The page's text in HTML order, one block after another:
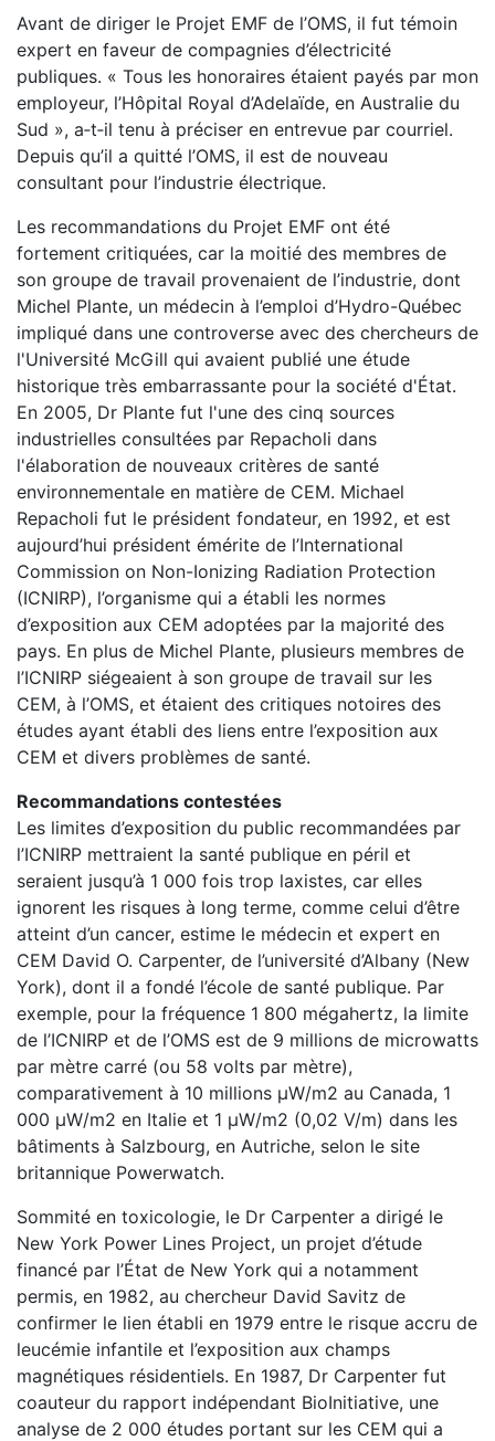
Avant de diriger le Projet EMF de l’OMS, il fut témoin
expert en faveur de compagnies d’électricité
publiques. « Tous les honoraires étaient payés par mon
employeur, l’Hôpital Royal d’Adelaïde, en Australie du
Sud », a‑t‑il tenu à préciser en entrevue par courriel.
Depuis qu’il a quitté l’OMS, il est de nouveau
consultant pour l’industrie électrique.
Les recommandations du Projet EMF ont été
fortement critiquées, car la moitié des membres de
son groupe de travail provenaient de l’industrie, dont
Michel Plante, un médecin à l’emploi d’Hydro-Québec
impliqué dans une controverse avec des chercheurs de
l'Université McGill qui avaient publié une étude
historique très embarrassante pour la société d'État.
En 2005, Dr Plante fut l'une des cinq sources
industrielles consultées par Repacholi dans
l'élaboration de nouveaux critères de santé
environnementale en matière de CEM. Michael
Repacholi fut le président fondateur, en 1992, et est
aujourd’hui président émérite de l’International
Commission on Non-Ionizing Radiation Protection
(ICNIRP), l’organisme qui a établi les normes
d’exposition aux CEM adoptées par la majorité des
pays. En plus de Michel Plante, plusieurs membres de
l’ICNIRP siégeaient à son groupe de travail sur les
CEM, à l’OMS, et étaient des critiques notoires des
études ayant établi des liens entre l’exposition aux
CEM et divers problèmes de santé.
Recommandations contestées
Les limites d’exposition du public recommandées par
l’ICNIRP mettraient la santé publique en péril et
seraient jusqu’à 1 000 fois trop laxistes, car elles
ignorent les risques à long terme, comme celui d’être
atteint d’un cancer, estime le médecin et expert en
CEM David O. Carpenter, de l’université d’Albany (New
York), dont il a fondé l’école de santé publique. Par
exemple, pour la fréquence 1 800 mégahertz, la limite
de l’ICNIRP et de l’OMS est de 9 millions de microwatts
par mètre carré (ou 58 volts par mètre),
comparativement à 10 millions µW/m2 au Canada, 1
000 µW/m2 en Italie et 1 µW/m2 (0,02 V/m) dans les
bâtiments à Salzbourg, en Autriche, selon le site
britannique Powerwatch.
Sommité en toxicologie, le Dr Carpenter a dirigé le
New York Power Lines Project, un projet d’étude
financé par l’État de New York qui a notamment
permis, en 1982, au chercheur David Savitz de
confirmer le lien établi en 1979 entre le risque accru de
leucémie infantile et l’exposition aux champs
magnétiques résidentiels. En 1987, Dr Carpenter fut
coauteur du rapport indépendant BioInitiative, une
analyse de 2 000 études portant sur les CEM qui a